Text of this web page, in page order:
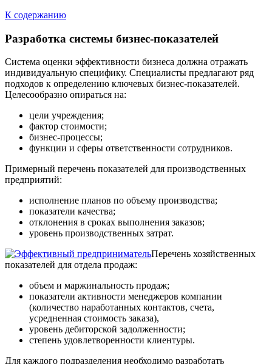
К содержанию
Разработка системы бизнес-показателей
Система оценки эффективности бизнеса должна отражать
индивидуальную специфику. Специалисты предлагают ряд
подходов к определению ключевых бизнес-показателей.
Целесообразно опираться на:
цели учреждения;
фактор стоимости;
бизнес-процессы;
функции и сферы ответственности сотрудников.
Примерный перечень показателей для производственных
предприятий:
исполнение планов по объему производства;
показатели качества;
отклонения в сроках выполнения заказов;
уровень производственных затрат.
Перечень хозяйственных
показателей для отдела продаж:
объем и маржинальность продаж;
показатели активности менеджеров компании
(количество наработанных контактов, счета,
усредненная стоимость заказа),
уровень дебиторской задолженности;
степень удовлетворенности клиентуры.
Для каждого подразделения необходимо разработать